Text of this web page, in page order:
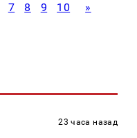
7 8 9 10 »
23 часа назад